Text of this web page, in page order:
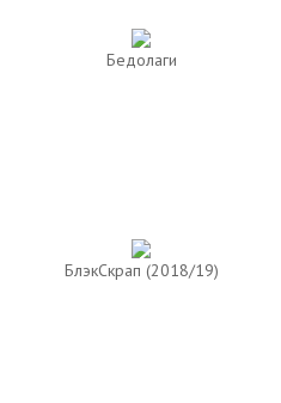
Бедолаги
БлэкСкрап (2018/19)